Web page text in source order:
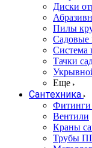
Диски
Пилы
Садовые
Система
Тачки
Еще
Сантехника
Фитинги
Вентили
Краны
Трубы